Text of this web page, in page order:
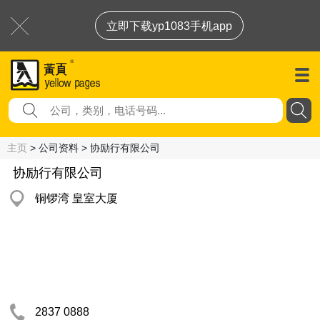
立即下载yp1083手机app
主页 > 公司资料 > 协励行有限公司
协励行有限公司
铜锣湾 皇室大厦
2837 0888